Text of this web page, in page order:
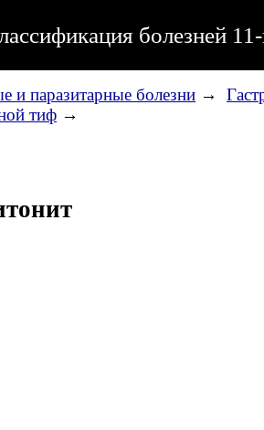
болезней 11-
и паразитарные болезни →
тиф →